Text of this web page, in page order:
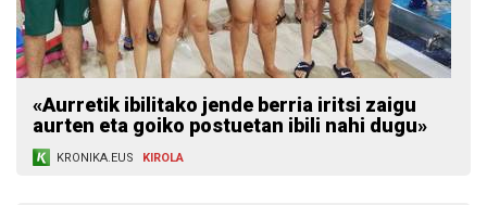
«Aurretik ibilitako jende berria iritsi zaigu
aurten eta goiko postuetan ibili nahi dugu»
KRONIKA.EUS KIROLA